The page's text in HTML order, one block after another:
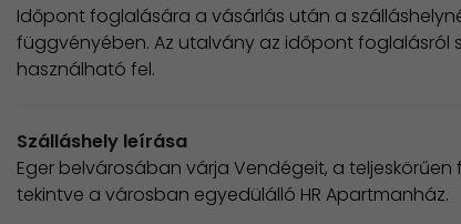
Időpont foglalására a vásárlás után a
függvényében. Az utalvány az időpont foglalásról
használható fel.
Szálláshely leírása
Eger belvárosában várja Vendégeit, a
tekintve a városban egyedülálló HR Apartmanház.